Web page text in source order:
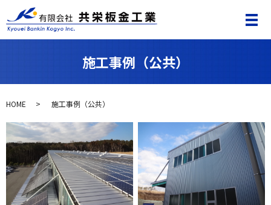
施工事例（公共）
HOME 施工事例（公共）